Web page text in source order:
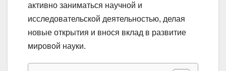
активно заниматься научной и
исследовательской деятельностью, делая
новые открытия и внося вклад в развитие
мировой науки.